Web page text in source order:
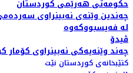
حکومەتی هەرێمی کوردستان
چەندین وێنەی نەبینراوی
لە فەیسبووکەوە
ڤیدۆ
چەند وێنەیەکی نەبینراوی کۆمار
کتێبخانەی کوردستان نێت